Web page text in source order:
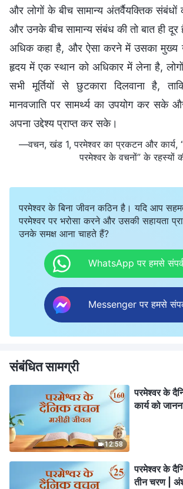
और लोगों के बीच सामान्य अंतर्वैयक्तिक संबंधों
और उनके बीच सामान्य संबंध की तो बात ही
अधिक कहा है, और ऐसा करने में उसका मुख्य
हृदय में एक स्थान को अधिकार में लेना है,
सभी मूर्तियों से छुटकारा दिलवाना है,
मानवजाति पर सामर्थ्य का उपयोग कर सके
अपना उद्देश्य प्राप्त कर सके।
—वचन, खंड 1, परमेश्वर का प्रकटन और कार्य,
परमेश्वर के वचनों” के रहस्यों
परमेश्वर के बिना जीवन कठिन है। यदि आप
परमेश्वर पर भरोसा करने और उसकी सहायता
उनके समक्ष आना चाहते हैं?
WhatsApp पर हमसे
Messenger पर हमसे
संबंधित सामग्री
12:58
परमेश्वर के
कार्य को
परमेश्वर के
तीन चरण |